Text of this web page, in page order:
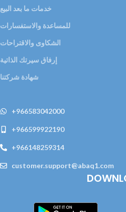
خدمات ما بعد البيع
للمساعدة والاستفسارات
الشكاوى والاقتراحات
إرفاق سيرتك الذاتية
شهادة شركتنا
+966583042000
+966599922190
+966148259314
customer.support@abaq1.com